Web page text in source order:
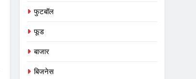
फुटबॉल
फूड
बाजार
बिजनेस